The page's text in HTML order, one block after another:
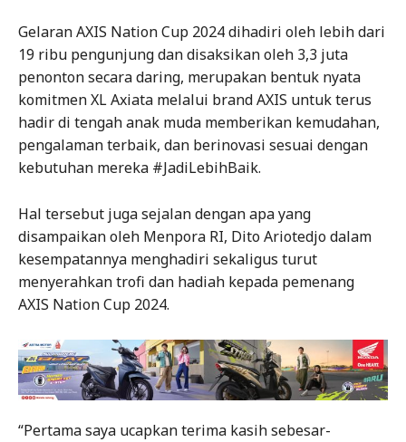
Gelaran AXIS Nation Cup 2024 dihadiri oleh lebih dari
19 ribu pengunjung dan disaksikan oleh 3,3 juta
penonton secara daring, merupakan bentuk nyata
komitmen XL Axiata melalui brand AXIS untuk terus
hadir di tengah anak muda memberikan kemudahan,
pengalaman terbaik, dan berinovasi sesuai dengan
kebutuhan mereka #JadiLebihBaik.
Hal tersebut juga sejalan dengan apa yang
disampaikan oleh Menpora RI, Dito Ariotedjo dalam
kesempatannya menghadiri sekaligus turut
menyerahkan trofi dan hadiah kepada pemenang
AXIS Nation Cup 2024.
“Pertama saya ucapkan terima kasih sebesar-